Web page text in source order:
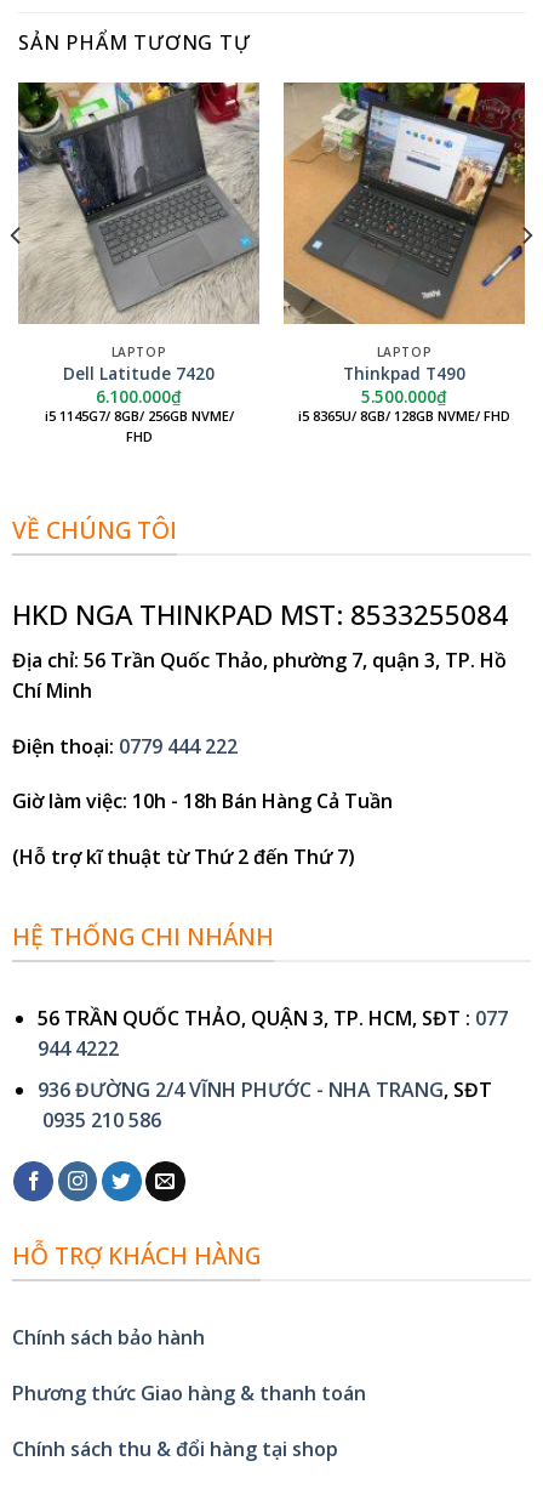
SẢN PHẨM TƯƠNG TỰ
LAPTOP
Dell Latitude 7420
6.100.000₫
i5 1145G7/ 8GB/ 256GB NVME/
FHD
LAPTOP
Thinkpad T490
5.500.000₫
i5 8365U/ 8GB/ 128GB NVME/ FHD
VỀ CHÚNG TÔI
HKD NGA THINKPAD MST: 8533255084
Địa chỉ: 56 Trần Quốc Thảo, phường 7, quận 3, TP. Hồ
Chí Minh
Điện thoại: 0779 444 222
Giờ làm việc: 10h - 18h Bán Hàng Cả Tuần
(Hỗ trợ kĩ thuật từ Thứ 2 đến Thứ 7)
HỆ THỐNG CHI NHÁNH
56 TRẦN QUỐC THẢO, QUẬN 3, TP. HCM, SĐT : 077
944 4222
936 ĐƯỜNG 2/4 VĨNH PHƯỚC - NHA TRANG, SĐT
0935 210 586
HỖ TRỢ KHÁCH HÀNG
Chính sách bảo hành
Phương thức Giao hàng & thanh toán
Chính sách thu & đổi hàng tại shop